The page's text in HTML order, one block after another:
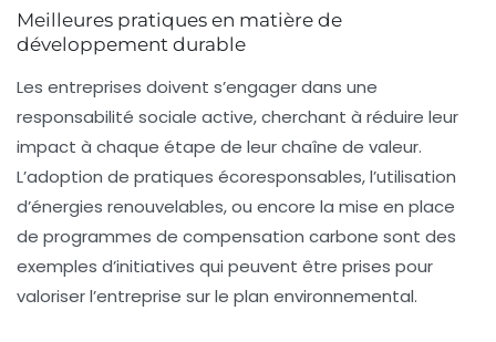
Meilleures pratiques en matière de
développement durable
Les entreprises doivent s’engager dans une
responsabilité sociale active, cherchant à réduire leur
impact à chaque étape de leur chaîne de valeur.
L’adoption de pratiques écoresponsables, l’utilisation
d’énergies renouvelables, ou encore la mise en place
de programmes de compensation carbone sont des
exemples d’initiatives qui peuvent être prises pour
valoriser l’entreprise sur le plan environnemental.